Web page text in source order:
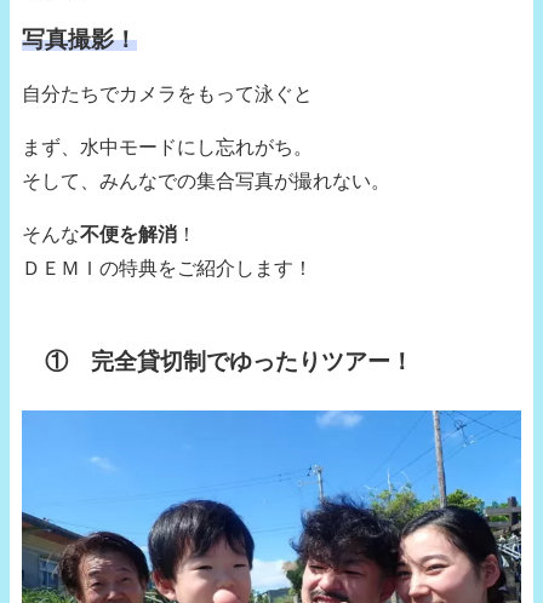
写真撮影！
自分たちでカメラをもって泳ぐと
まず、水中モードにし忘れがち。
そして、みんなでの集合写真が撮れない。
そんな不便を解消 ！
ＤＥＭＩの特典をご紹介します！
① 完全貸切制でゆったりツアー！